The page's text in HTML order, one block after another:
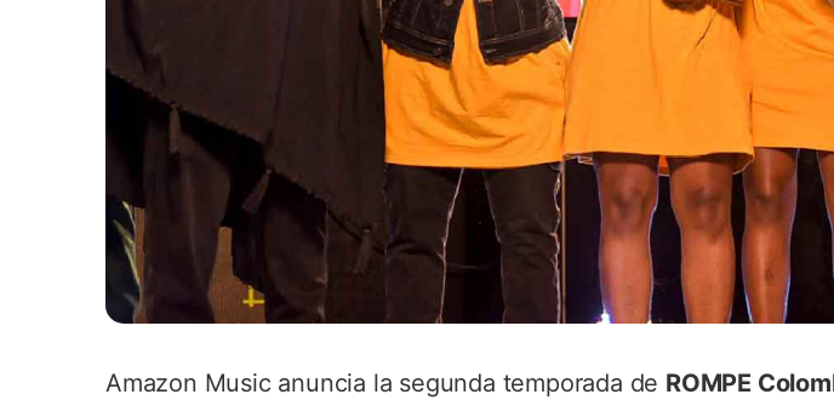
Amazon Music anuncia la segunda temporada de ROMPE